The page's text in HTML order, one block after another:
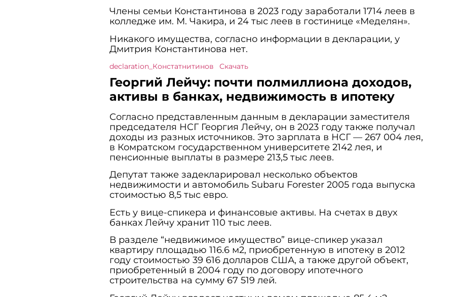
Члены семьи Константинова в 2023 году заработали 1714 леев в
колледже им. М. Чакира, и 24 тыс леев в гостинице «Меделян».
Никакого имущества, согласно информации в декларации, у
Дмитрия Константинова нет.
declaration_Констатнитинов Скачать
Георгий Лейчу: почти полмиллиона доходов,
активы в банках, недвижимость в ипотеку
Согласно представленным данным в декларации заместителя
председателя НСГ Георгия Лейчу, он в 2023 году также получал
доходы из разных источников. Это зарплата в НСГ — 267 004 лея,
в Комратском государственном университете 2142 лея, и
пенсионные выплаты в размере 213,5 тыс леев.
Депутат также задекларировал несколько объектов
недвижимости и автомобиль Subaru Forester 2005 года выпуска
стоимостью 8,5 тыс евро.
Есть у вице-спикера и финансовые активы. На счетах в двух
банках Лейчу хранит 110 тыс леев.
В разделе “недвижимое имущество” вице-спикер указал
квартиру площадью 116.6 м2, приобретенную в ипотеку в 2012
году стоимостью 39 616 долларов США, а также другой объект,
приобретенный в 2004 году по договору ипотечного
строительства на сумму 67 519 лей.